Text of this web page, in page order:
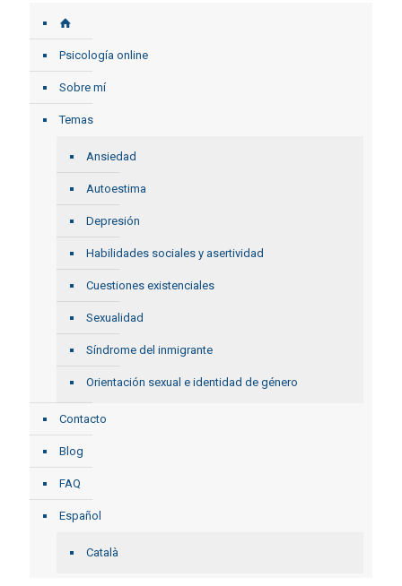
Psicología online
Sobre mí
Temas
Ansiedad
Autoestima
Depresión
Habilidades sociales y asertividad
Cuestiones existenciales
Sexualidad
Síndrome del inmigrante
Orientación sexual e identidad de género
Contacto
Blog
FAQ
Español
Català